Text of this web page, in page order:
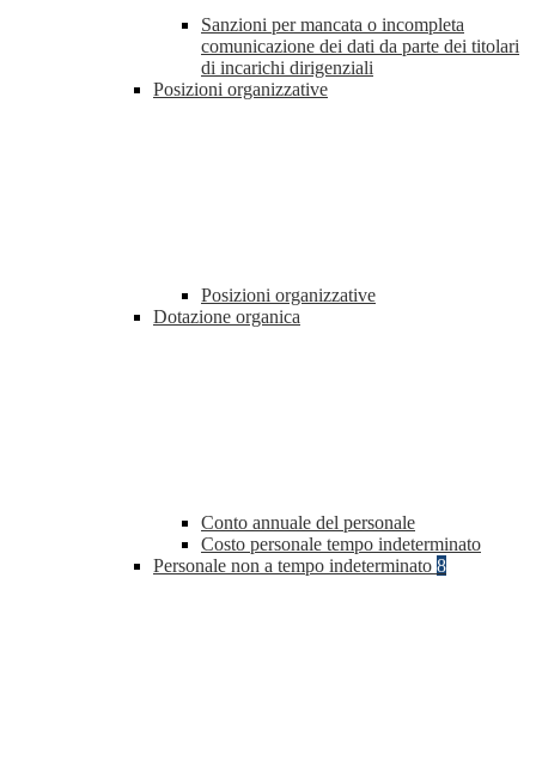
Sanzioni per mancata o incompleta
comunicazione dei dati da parte dei titolari
di incarichi dirigenziali
Posizioni organizzative
Posizioni organizzative
Dotazione organica
Conto annuale del personale
Costo personale tempo indeterminato
Personale non a tempo indeterminato 8